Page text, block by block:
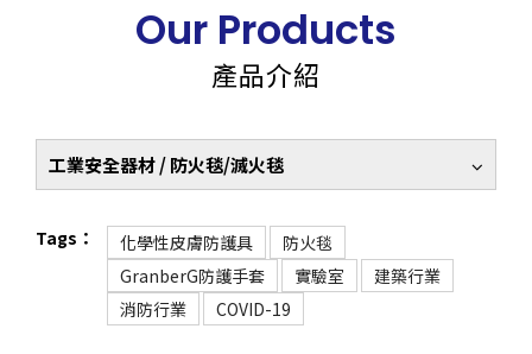
Our Products
產品介紹
工業安全器材 / 防火毯/滅火毯
Tags： 化學性皮膚防護具
防火毯
GranberG防護手套
實驗室
建築行業
消防行業
COVID-19